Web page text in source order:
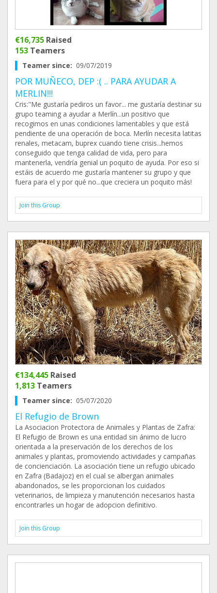
€16,735 Raised
153 Teamers
Teamer since: 09/07/2019
POR MUÑECO, DEP :( .. PARA AYUDAR A
MERLIN!!!
Cris:"Me gustaría pediros un favor... me gustaría destinar su
grupo teaming a ayudar a Merlín...un positivo que
recogimos en unas condiciones lamentables y que está
pendiente de una operación de boca. Merlín necesita latitas
renales, metacam, buprex cuando tiene crisis...hemos
conseguido que tenga calidad de vida, pero para
mantenerla, vendría genial un poquito de ayuda. Por eso si
estáis de acuerdo me gustaría mantener su grupo y que
fuera para el y por qué no...que creciera un poquito más!
Join this Group
€134,445 Raised
1,813 Teamers
Teamer since: 05/07/2020
El Refugio de Brown
La Asociacion Protectora de Animales y Plantas de Zafra:
El Refugio de Brown es una entidad sin ánimo de lucro
orientada a la preservación de los derechos de los
animales y plantas, promoviendo actividades y campañas
de concienciación. La asociación tiene un refugio ubicado
en Zafra (Badajoz) en el cual se albergan animales
abandonados, se les proporcionan los cuidados
veterinarios, de limpieza y manutención necesarios hasta
encontrarles un hogar de adopcion definitivo.
Join this Group